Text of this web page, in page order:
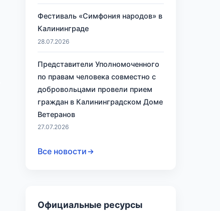
Фестиваль «Симфония народов» в
Калининграде
28.07.2026
Представители Уполномоченного
по правам человека совместно с
добровольцами провели прием
граждан в Калининградском Доме
Ветеранов
27.07.2026
Все новости
Официальные ресурсы